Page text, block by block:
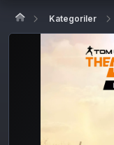
Kategoriler